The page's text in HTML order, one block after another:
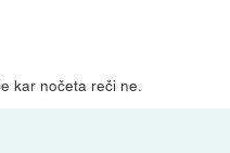
kar nočeta reči ne.